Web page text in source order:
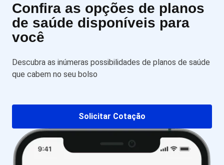
Confira as opções de planos
de saúde disponíveis para
você
Descubra as inúmeras possibilidades de planos de saúde
que cabem no seu bolso
Solicitar Cotação